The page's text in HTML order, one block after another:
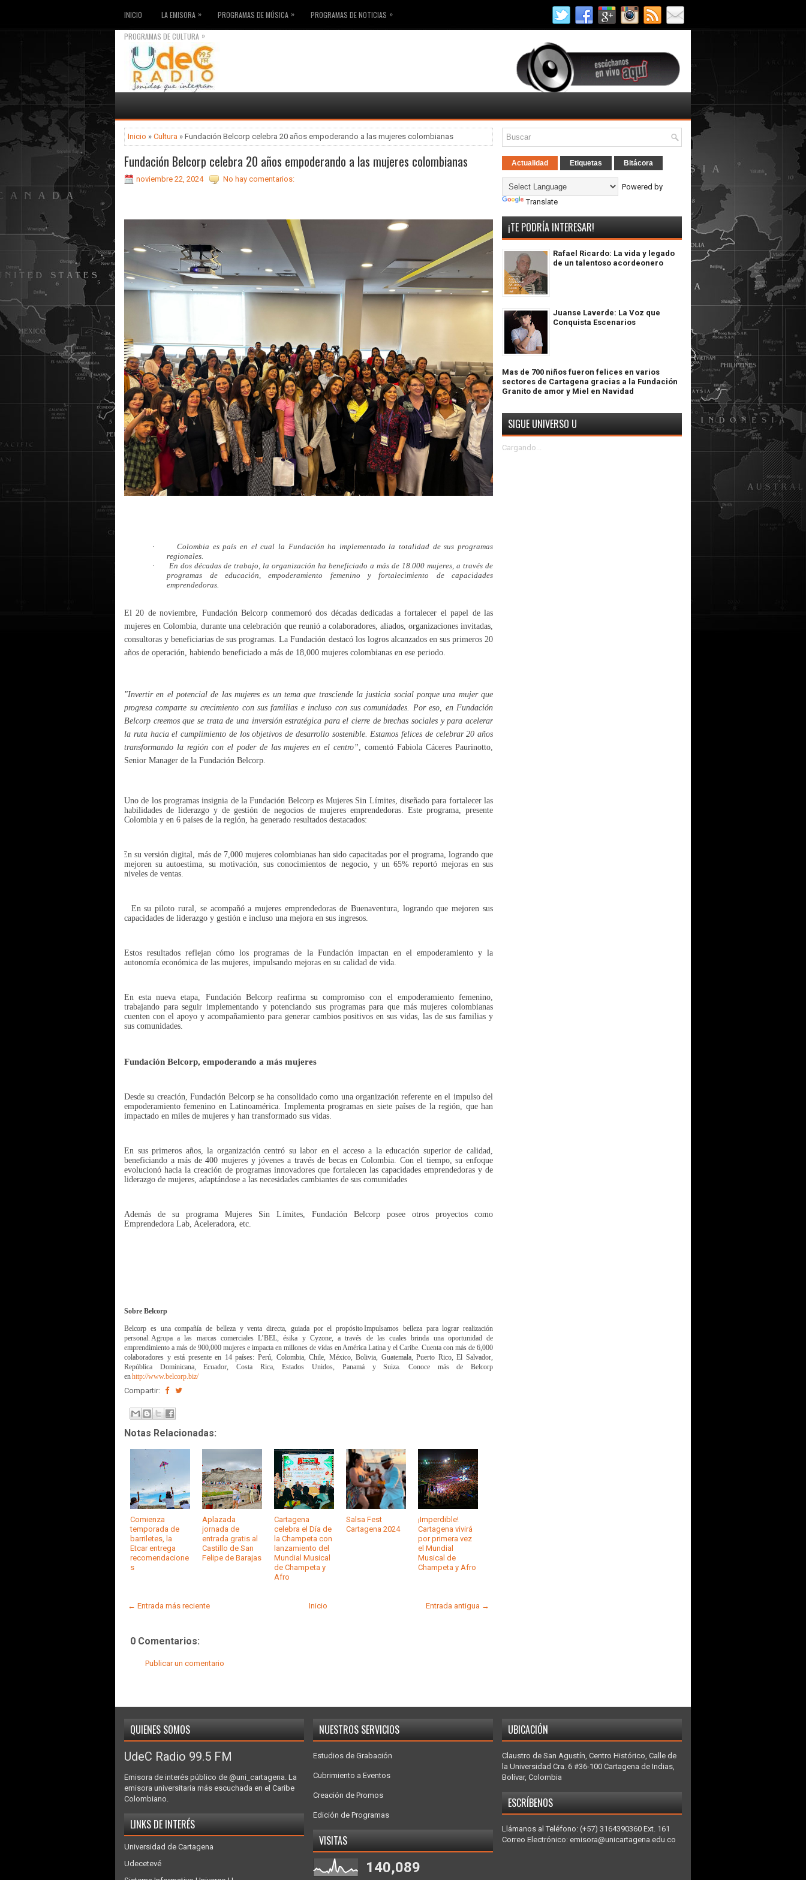
INICIO LA EMISORA » PROGRAMAS DE MÚSICA » PROGRAMAS DE NOTICIAS »
PROGRAMAS DE CULTURA »
Inicio » Cultura » Fundación Belcorp celebra 20 años empoderando a las mujeres colombianas
Fundación Belcorp celebra 20 años empoderando a las mujeres colombianas
noviembre 22, 2024 No hay comentarios:
·
Colombia es país en el cual la Fundación ha implementado la totalidad de sus programas
regionales.
·
En dos décadas de trabajo, la organización ha beneficiado a más de 18.000 mujeres, a través de
programas de educación, empoderamiento femenino y fortalecimiento de capacidades
emprendedoras.
El 20 de noviembre, Fundación Belcorp conmemoró dos décadas dedicadas a fortalecer el papel de las
mujeres en Colombia, durante una celebración que reunió a colaboradores, aliados, organizaciones invitadas,
consultoras y beneficiarias de sus programas. La Fundación destacó los logros alcanzados en sus primeros 20
años de operación, habiendo beneficiado a más de 18,000 mujeres colombianas en ese periodo.
"Invertir en el potencial de las mujeres es un tema que trasciende la justicia social porque una mujer que
progresa comparte su crecimiento con sus familias e incluso con sus comunidades. Por eso, en Fundación
Belcorp creemos que se trata de una inversión estratégica para el cierre de brechas sociales y para acelerar
la ruta hacia el cumplimiento de los objetivos de desarrollo sostenible. Estamos felices de celebrar 20 años
transformando la región con el poder de las mujeres en el centro”, comentó Fabiola Cáceres Paurinotto,
Senior Manager de la Fundación Belcorp.
Uno de los programas insignia de la Fundación Belcorp es Mujeres Sin Límites, diseñado para fortalecer las
habilidades de liderazgo y de gestión de negocios de mujeres emprendedoras. Este programa, presente
Colombia y en 6 países de la región, ha generado resultados destacados:
En su versión digital, más de 7,000 mujeres colombianas han sido capacitadas por el programa, logrando que
mejoren su autoestima, su motivación, sus conocimientos de negocio, y un 65% reportó mejoras en sus
niveles de ventas.
En su piloto rural, se acompañó a mujeres emprendedoras de Buenaventura, logrando que mejoren sus
capacidades de liderazgo y gestión e incluso una mejora en sus ingresos.
Estos resultados reflejan cómo los programas de la Fundación impactan en el empoderamiento y la
autonomía económica de las mujeres, impulsando mejoras en su calidad de vida.
En esta nueva etapa, Fundación Belcorp reafirma su compromiso con el empoderamiento femenino,
trabajando para seguir implementando y potenciando sus programas para que más mujeres colombianas
cuenten con el apoyo y acompañamiento para generar cambios positivos en sus vidas, las de sus familias y
sus comunidades.
Fundación Belcorp, empoderando a más mujeres
Desde su creación, Fundación Belcorp se ha consolidado como una organización referente en el impulso del
empoderamiento femenino en Latinoamérica. Implementa programas en siete países de la región, que han
impactado en miles de mujeres y han transformado sus vidas.
En sus primeros años, la organización centró su labor en el acceso a la educación superior de calidad,
beneficiando a más de 400 mujeres y jóvenes a través de becas en Colombia. Con el tiempo, su enfoque
evolucionó hacia la creación de programas innovadores que fortalecen las capacidades emprendedoras y de
liderazgo de mujeres, adaptándose a las necesidades cambiantes de sus comunidades
Además de su programa Mujeres Sin Límites, Fundación Belcorp posee otros proyectos como
Emprendedora Lab, Aceleradora, etc.
Sobre Belcorp
Belcorp es una compañía de belleza y venta directa, guiada por el propósitoImpulsamos belleza para lograr realización
personal. Agrupa a las marcas comerciales L’BEL, ésika y Cyzone, a través de las cuales brinda una oportunidad de
emprendimiento a más de 900,000 mujeres e impacta en millones de vidas en América Latina y el Caribe. Cuenta con más de 6,000
colaboradores y está presente en 14 países: Perú, Colombia, Chile, México, Bolivia, Guatemala, Puerto Rico, El Salvador,
República Dominicana, Ecuador, Costa Rica, Estados Unidos, Panamá y Suiza. Conoce más de Belcorp
enhttp://www.belcorp.biz/
Compartir:
Notas Relacionadas:
Comienza
temporada de
barriletes, la
Etcar entrega
recomendacione
s
Aplazada
jornada de
entrada gratis al
Castillo de San
Felipe de Barajas
Cartagena
celebra el Día de
la Champeta con
lanzamiento del
Mundial Musical
de Champeta y
Afro
Salsa Fest
Cartagena 2024
¡Imperdible!
Cartagena vivirá
por primera vez
el Mundial
Musical de
Champeta y Afro
← Entrada más reciente Entrada antigua →
Inicio
0 Comentarios:
Publicar un comentario
Actualidad Etiquetas Bitácora
Powered by
Translate
¡TE PODRÍA INTERESAR!
Rafael Ricardo: La vida y legado
de un talentoso acordeonero
Juanse Laverde: La Voz que
Conquista Escenarios
Mas de 700 niños fueron felices en varios
sectores de Cartagena gracias a la Fundación
Granito de amor y Miel en Navidad
SIGUE UNIVERSO U
Cargando...
QUIENES SOMOS
UdeC Radio 99.5 FM
Emisora de interés público de @uni_cartagena. La
emisora universitaria más escuchada en el Caribe
Colombiano.
LINKS DE INTERÉS
Universidad de Cartagena
Udecetevé
NUESTROS SERVICIOS
Estudios de Grabación
Cubrimiento a Eventos
Creación de Promos
Edición de Programas
VISITAS
140,089
UBICACIÓN
Claustro de San Agustín, Centro Histórico, Calle de
la Universidad Cra. 6 #36-100 Cartagena de Indias,
Bolívar, Colombia
ESCRÍBENOS
Llámanos al Teléfono: (+57) 3164390360 Ext. 161
Correo Electrónico: emisora@unicartagena.edu.co